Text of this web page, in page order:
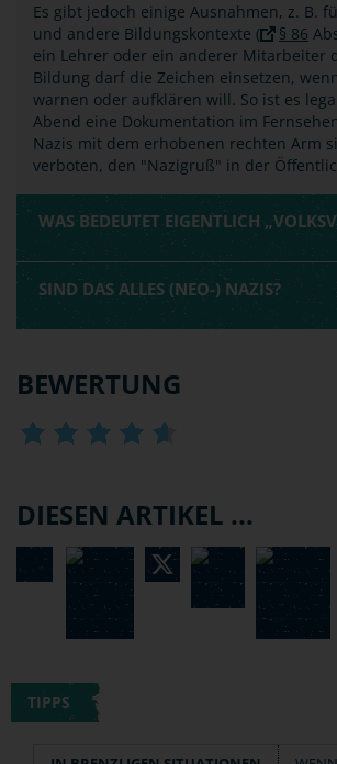
Es gibt jedoch einige Ausnahmen, z. B.
und andere Bildungskontexte (
§ 86
ein Lehrer oder ein anderer Mitarbeiter
Bildung darf die Zeichen einsetzen,
warnen oder aufklären will. So ist es
Abend eine Dokumentation im
Nazis mit dem erhobenen rechten Arm
verboten, den "Nazigruß" in der
WAS BEDEUTET EIGENTLICH
SIND DAS ALLES (NEO-) NAZIS?
BEWERTUNG
DIESEN ARTIKEL ...
TIPPS